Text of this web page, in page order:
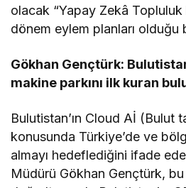
olacak “Yapay Zekâ Topluluk
dönem eylem planları olduğu
Gökhan Gençtürk:
makine parkını ilk kuran
Bulutistan’ın Cloud Aİ (Bulut
konusunda Türkiye’de ve
almayı hedeflediğini ifade
Müdürü Gökhan Gençtürk,